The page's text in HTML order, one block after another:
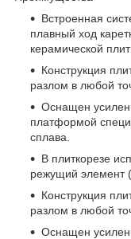
Встроенная
плавный ход
керамической
Конструкция
разлом в любой
Оснащен
платформой
сплава.
В плиткорезе
режущий элемент
Конструкция
разлом в любой
Оснащен